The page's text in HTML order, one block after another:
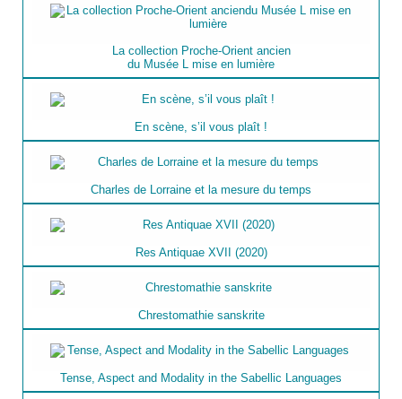
La collection Proche-Orient ancien
du Musée L mise en lumière
En scène, s’il vous plaît !
Charles de Lorraine et la mesure du temps
Res Antiquae XVII (2020)
Chrestomathie sanskrite
Tense, Aspect and Modality in the Sabellic Languages